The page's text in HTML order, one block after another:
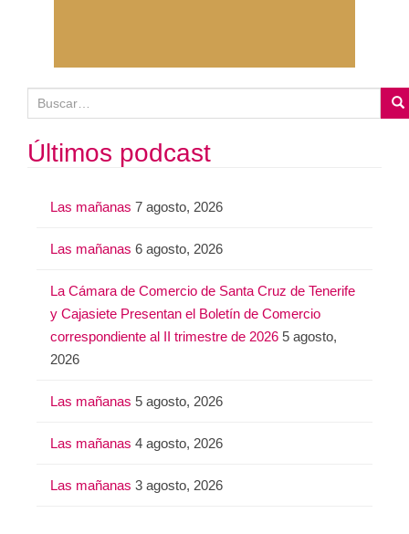
u
s
c
Últimos podcast
Las mañanas 7 agosto, 2026
Las mañanas 6 agosto, 2026
La Cámara de Comercio de Santa Cruz de Tenerife
y Cajasiete Presentan el Boletín de Comercio
correspondiente al II trimestre de 2026 5 agosto,
2026
Las mañanas 5 agosto, 2026
Las mañanas 4 agosto, 2026
Las mañanas 3 agosto, 2026